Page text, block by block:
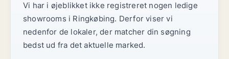
Vi har i øjeblikket ikke registreret nogen ledige
showrooms i Ringkøbing. Derfor viser vi
nedenfor de lokaler, der matcher din søgning
bedst ud fra det aktuelle marked.